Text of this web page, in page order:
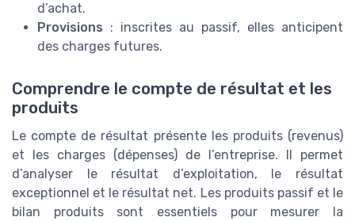
d’achat.
Provisions : inscrites au passif, elles anticipent
des charges futures.
Comprendre le compte de résultat et les
produits
Le compte de résultat présente les produits (revenus)
et les charges (dépenses) de l’entreprise. Il permet
d’analyser le résultat d’exploitation, le résultat
exceptionnel et le résultat net. Les produits passif et le
bilan produits sont essentiels pour mesurer la